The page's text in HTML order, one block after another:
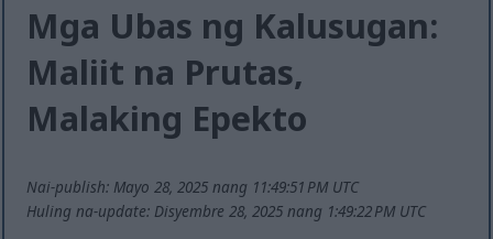
Mga Ubas ng Kalusugan:
Maliit na Prutas,
Malaking Epekto
Nai-publish: Mayo 28, 2025 nang 11:49:51 PM UTC
Huling na-update: Disyembre 28, 2025 nang 1:49:22 PM UTC